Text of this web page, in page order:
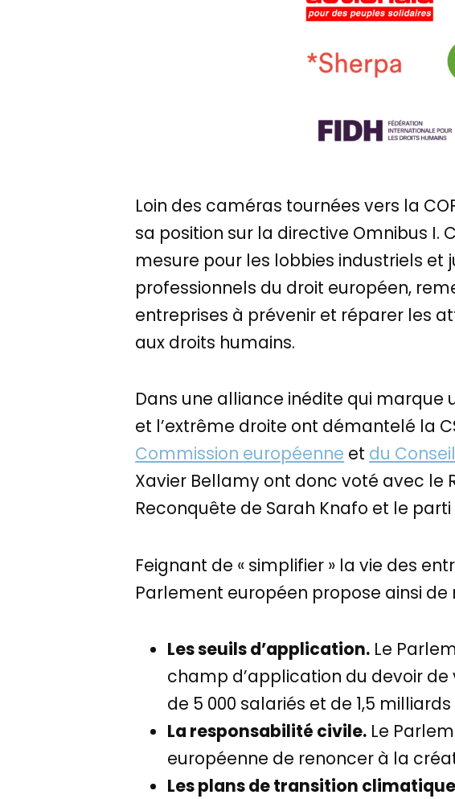
Loin des caméras tournées vers la
sa position sur la directive Omnibus I.
mesure pour les lobbies industriels et
professionnels du droit européen,
entreprises à prévenir et réparer les
aux droits humains.
Dans une alliance inédite qui marque
et l’extrême droite ont démantelé la
Commission européenne et du
Xavier Bellamy ont donc voté avec
Reconquête de Sarah Knafo et le
Feignant de « simplifier » la vie des
Parlement européen propose ainsi de
Les seuils d’application. Le
champ d’application du devoir
de 5 000 salariés et de 1,5
La responsabilité civile. Le
européenne de renoncer à la
Les plans de transition